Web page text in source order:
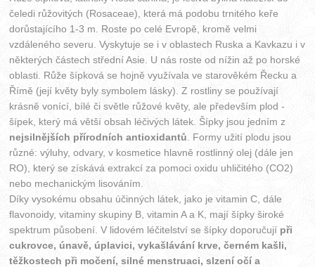
čeledi růžovitých (Rosaceae), která má podobu trnitého keře
dorůstajícího 1-3 m. Roste po celé Evropě, kromě velmi
vzdáleného severu. Vyskytuje se i v oblastech Ruska a Kavkazu i v
některých částech střední Asie. U nás roste od nížin až po horské
oblasti. Růže šípková se hojně využívala ve starověkém Řecku a
Římě (její květy byly symbolem lásky). Z rostliny se používají
krásně vonící, bílé či světle růžové květy, ale především plod -
šípek, který má větší obsah léčivých látek. Šípky jsou jedním z
nejsilnějších přírodních antioxidantů . Formy užití plodu jsou
různé: výluhy, odvary, v kosmetice hlavně rostlinný olej (dále jen
RO), který se získává extrakcí za pomoci oxidu uhličitého (CO2)
nebo mechanickým lisováním.
Díky vysokému obsahu účinných látek, jako je vitamin C, dále
flavonoidy, vitaminy skupiny B, vitamin A a K, mají šípky široké
spektrum působení. V lidovém léčitelství se šípky doporučují při
cukrovce, únavě, úplavici, vykašlávání krve, černém kašli,
těžkostech při močení, silné menstruaci, slzení očí a